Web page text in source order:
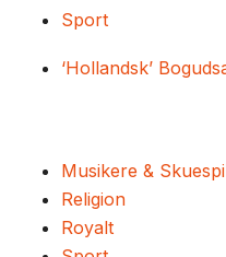
Sport
‘Hollandsk’
Musikere &
Religion
Royalt